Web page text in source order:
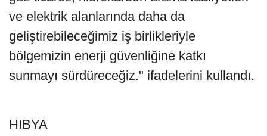
ve elektrik alanlarında daha da
geliştirebileceğimiz iş birlikleriyle
bölgemizin enerji güvenliğine katkı
sunmayı sürdüreceğiz." ifadelerini kullandı.
HIBYA